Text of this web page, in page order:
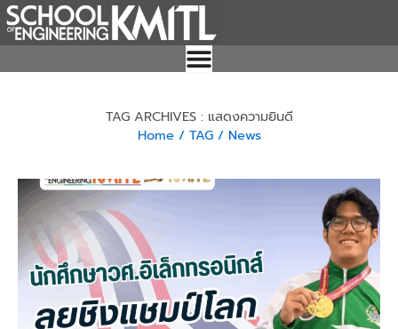
Skip
to
TAG ARCHIVES : แสดงความยินดี
Home / TAG / News
PagePagePagePage